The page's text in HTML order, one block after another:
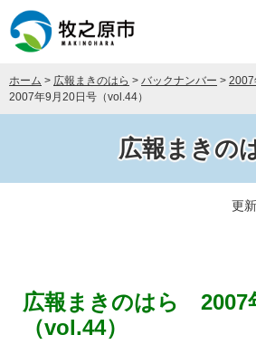
ー
先
頭
ニ
を
飛
本
ホーム > 広報まきのはら > バックナンバー > 2007
2007年9月20日号（vol.44）
広報まきの
更
広報まきのはら 2007
（vol.44）